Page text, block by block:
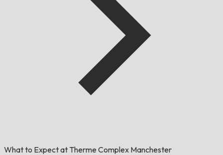
What to Expect at Therme Complex Manchester